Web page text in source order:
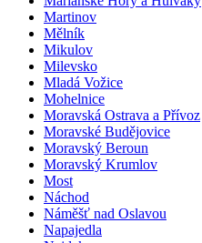
Martinov
Mělník
Mikulov
Milevsko
Mladá Vožice
Mohelnice
Moravská Ostrava a Přívoz
Moravské Budějovice
Moravský Beroun
Moravský Krumlov
Most
Náchod
Náměšť nad Oslavou
Napajedla